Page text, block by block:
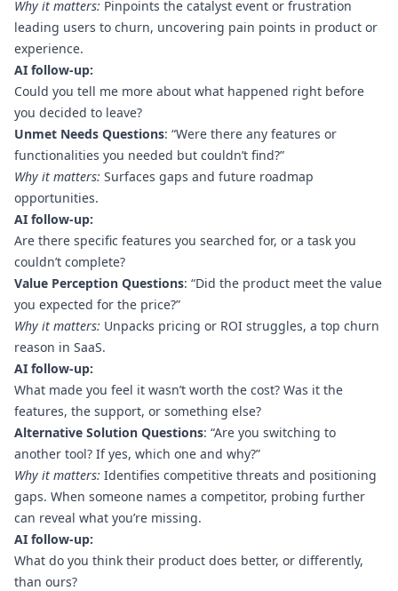
Why it matters: Pinpoints the catalyst event or frustration
leading users to churn, uncovering pain points in product or
experience.
AI follow-up:
Could you tell me more about what happened right before
you decided to leave?
Unmet Needs Questions: “Were there any features or
functionalities you needed but couldn’t find?”
Why it matters: Surfaces gaps and future roadmap
opportunities.
AI follow-up:
Are there specific features you searched for, or a task you
couldn’t complete?
Value Perception Questions: “Did the product meet the value
you expected for the price?”
Why it matters: Unpacks pricing or ROI struggles, a top churn
reason in SaaS.
AI follow-up:
What made you feel it wasn’t worth the cost? Was it the
features, the support, or something else?
Alternative Solution Questions: “Are you switching to
another tool? If yes, which one and why?”
Why it matters: Identifies competitive threats and positioning
gaps. When someone names a competitor, probing further
can reveal what you’re missing.
AI follow-up:
What do you think their product does better, or differently,
than ours?